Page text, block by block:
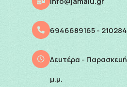
6946689165 -
Δευτέρα -
μ.μ.